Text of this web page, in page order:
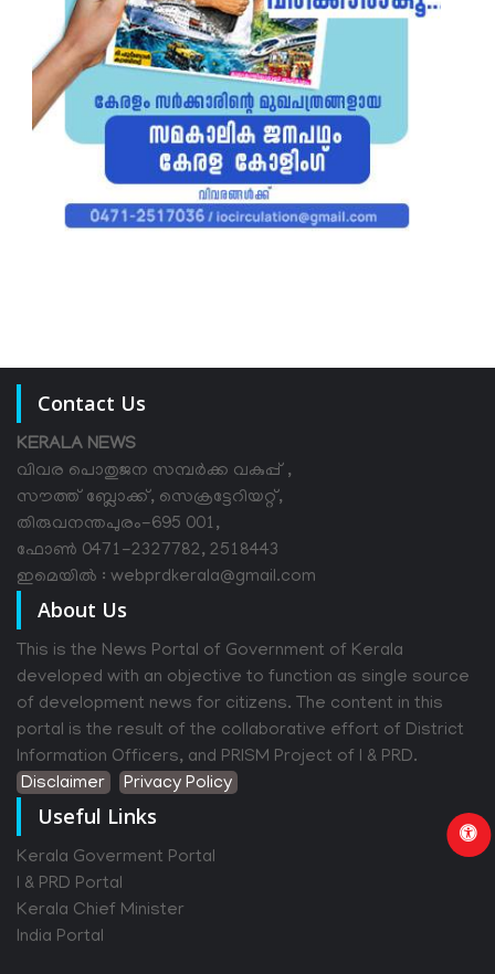
Contact Us
KERALA NEWS
വിവര പൊതുജന സമ്പര്‍ക്ക വകുപ്പ് ,
സൗത്ത് ബ്ലോക്ക്, സെക്രട്ടേറിയറ്റ്,
തിരുവനന്തപുരം-695 001,
ഫോൺ 0471-2327782, 2518443
ഇമെയിൽ : webprdkerala@gmail.com
About Us
This is the News Portal of Government of Kerala
developed with an objective to function as single source
of development news for citizens. The content in this
portal is the result of the collaborative effort of District
Information Officers, and PRISM Project of I & PRD.
Disclaimer
Privacy Policy
Useful Links
Kerala Goverment Portal
I & PRD Portal
Kerala Chief Minister
India Portal